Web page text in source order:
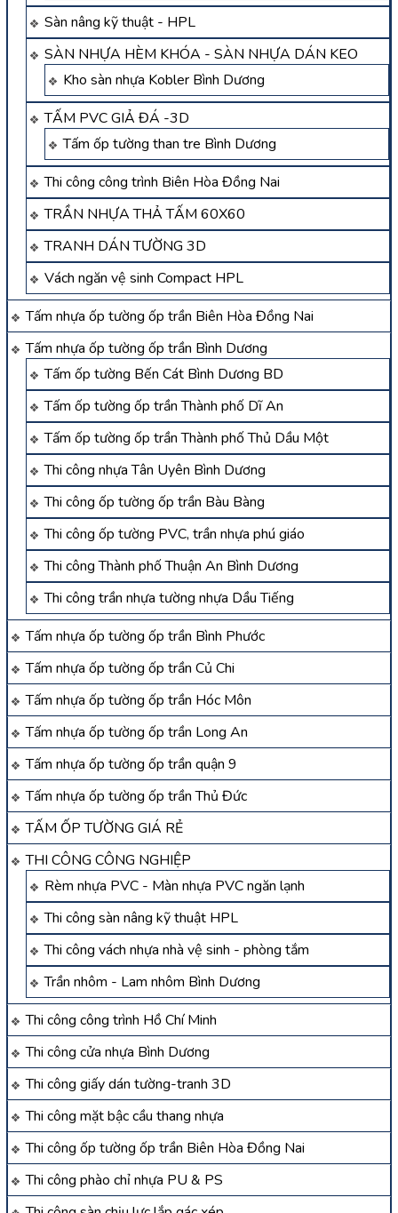
Sàn nâng kỹ thuật - HPL
SÀN NHỰA HÈM KHÓA - SÀN NHỰA DÁN KEO
Kho sàn nhựa Kobler Bình Dương
TẤM PVC GIẢ ĐÁ -3D
Tấm ốp tường than tre Bình Dương
Thi công công trình Biên Hòa Đồng Nai
TRẦN NHỰA THẢ TẤM 60X60
TRANH DÁN TƯỜNG 3D
Vách ngăn vệ sinh Compact HPL
Tấm nhựa ốp tường ốp trần Biên Hòa Đồng Nai
Tấm nhựa ốp tường ốp trần Bình Dương
Tấm ốp tường Bến Cát Bình Dương BD
Tấm ốp tường ốp trần Thành phố Dĩ An
Tấm ốp tường ốp trần Thành phố Thủ Dầu Một
Thi công nhựa Tân Uyên Bình Dương
Thi công ốp tường ốp trần Bàu Bàng
Thi công ốp tường PVC, trần nhựa phú giáo
Thi công Thành phố Thuận An Bình Dương
Thi công trần nhựa tường nhựa Dầu Tiếng
Tấm nhựa ốp tường ốp trần Bình Phước
Tấm nhựa ốp tường ốp trần Củ Chi
Tấm nhựa ốp tường ốp trần Hóc Môn
Tấm nhựa ốp tường ốp trần Long An
Tấm nhựa ốp tường ốp trần quận 9
Tấm nhựa ốp tường ốp trần Thủ Đức
TẤM ỐP TƯỜNG GIÁ RẺ
THI CÔNG CÔNG NGHIỆP
Rèm nhựa PVC - Màn nhựa PVC ngăn lạnh
Thi công sàn nâng kỹ thuật HPL
Thi công vách nhựa nhà vệ sinh - phòng tắm
Trần nhôm - Lam nhôm Bình Dương
Thi công công trình Hồ Chí Minh
Thi công cửa nhựa Bình Dương
Thi công giấy dán tường-tranh 3D
Thi công mặt bậc cầu thang nhựa
Thi công ốp tường ốp trần Biên Hòa Đồng Nai
Thi công phào chỉ nhựa PU & PS